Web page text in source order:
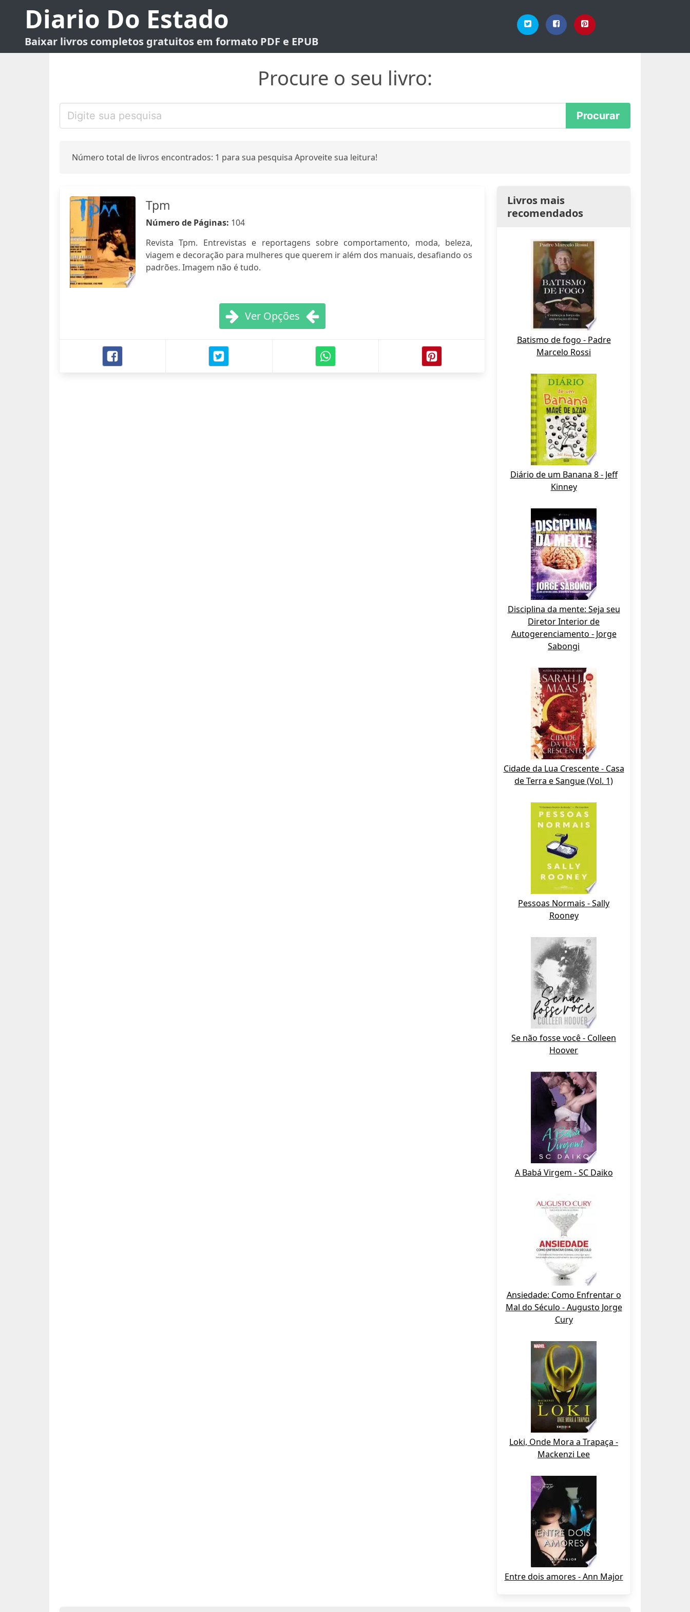
Diario Do Estado
Baixar livros completos gratuitos em formato PDF e EPUB
Procure o seu livro:
Número total de livros encontrados: 1 para sua pesquisa Aproveite sua leitura!
Tpm
Número de Páginas: 104
Revista Tpm. Entrevistas e reportagens sobre comportamento, moda, beleza,
viagem e decoração para mulheres que querem ir além dos manuais, desafiando os
padrões. Imagem não é tudo.
Ver Opções
Livros mais
recomendados
Batismo de fogo - Padre
Marcelo Rossi
Diário de um Banana 8 - Jeff
Kinney
Disciplina da mente: Seja seu
Diretor Interior de
Autogerenciamento - Jorge
Sabongi
Cidade da Lua Crescente - Casa
de Terra e Sangue (Vol. 1)
Pessoas Normais - Sally
Rooney
Se não fosse você - Colleen
Hoover
A Babá Virgem - SC Daiko
Ansiedade: Como Enfrentar o
Mal do Século - Augusto Jorge
Cury
Loki, Onde Mora a Trapaça -
Mackenzi Lee
Entre dois amores - Ann Major